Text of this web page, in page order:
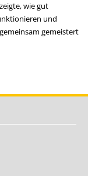
wie gut
und
gemeistert